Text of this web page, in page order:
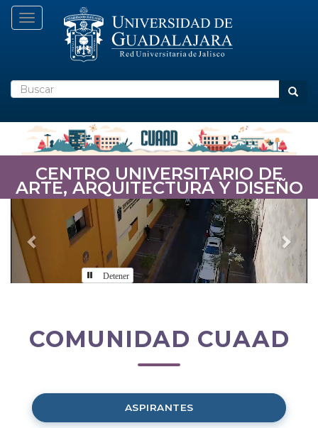
Pasar
Toggle navigation
Buscar
CENTRO UNIVERSITARIO DE
ARTE, ARQUITECTURA Y DISEÑO
Previous Next
Detener
Comunidad
COMUNIDAD CUAAD
ASPIRANTES